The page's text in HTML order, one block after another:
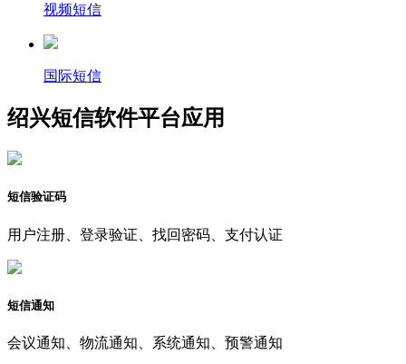
视频短信
国际短信
绍兴短信软件平台应用
短信验证码
用户注册、登录验证、找回密码、支付认证
短信通知
会议通知、物流通知、系统通知、预警通知